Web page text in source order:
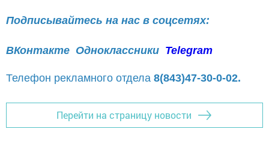
Подписывайтесь на нас в соцсетях:
ВКонтакте Одноклассники Telegram
Телефон рекламного отдела 8(843)47-30-0-02.
Перейти на страницу новости